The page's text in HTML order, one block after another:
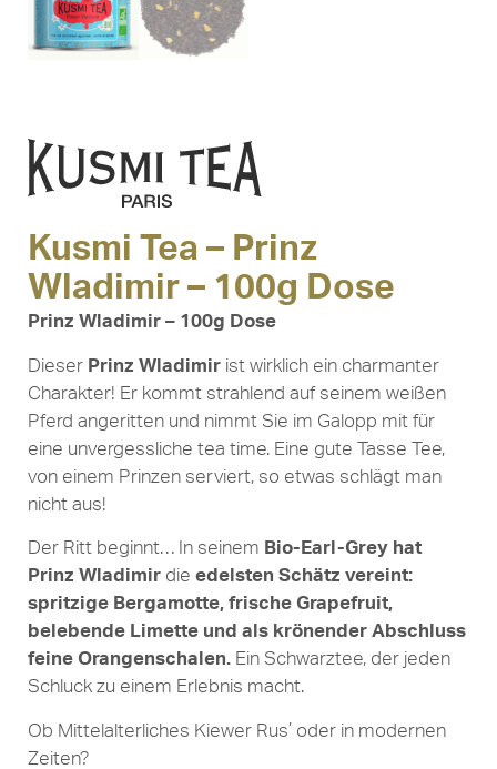
Kusmi Tea – Prinz
Wladimir – 100g Dose
Prinz Wladimir – 100g Dose
Dieser Prinz Wladimir ist wirklich ein charmanter
Charakter! Er kommt strahlend auf seinem weißen
Pferd angeritten und nimmt Sie im Galopp mit für
eine unvergessliche tea time. Eine gute Tasse Tee,
von einem Prinzen serviert, so etwas schlägt man
nicht aus!
Der Ritt beginnt… In seinem Bio-Earl-Grey hat
Prinz Wladimir die edelsten Schätz vereint:
spritzige Bergamotte, frische Grapefruit,
belebende Limette und als krönender Abschluss
feine Orangenschalen. Ein Schwarztee, der jeden
Schluck zu einem Erlebnis macht.
Ob Mittelalterliches Kiewer Rus’ oder in modernen
Zeiten?